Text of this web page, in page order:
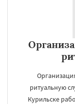
ритуальную
Курильске